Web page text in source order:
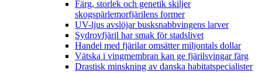
Färg, storlek och genetik skiljer
skogspärlemorfjärilens former
UV-ljus avslöjar busksnabbvingens larver
Sydrovfjäril har smak för stadslivet
Handel med fjärilar omsätter miljontals dollar
Vätska i vingmembran kan ge fjärilsvingar färg
Drastisk minskning av danska habitatspecialister